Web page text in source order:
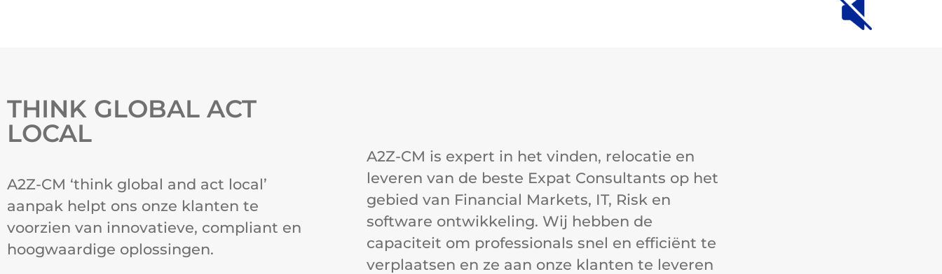
THINK GLOBAL ACT
LOCAL
A2Z-CM ‘think global and act local’
aanpak helpt ons onze klanten te
voorzien van innovatieve, compliant en
hoogwaardige oplossingen.
A2Z-CM is expert in het vinden, relocatie en
leveren van de beste Expat Consultants op het
gebied van Financial Markets, IT, Risk en
software ontwikkeling. Wij hebben de
capaciteit om professionals snel en efficiënt te
verplaatsen en ze aan onze klanten te leveren